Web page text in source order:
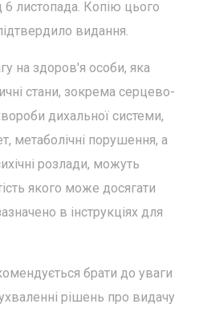
6 листопада. Копію цього
видання.
на здоров'я особи, яка
стани, зокрема серцево-
дихальної системи,
метаболічні порушення, а
розлади, можуть
якого може досягати
в інструкціях для
брати до уваги
рішень про видачу